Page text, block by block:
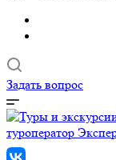
Задать вопрос